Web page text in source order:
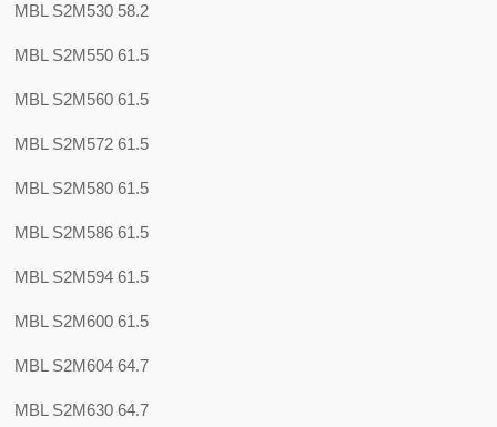
MBL S2M530 58.2
MBL S2M550 61.5
MBL S2M560 61.5
MBL S2M572 61.5
MBL S2M580 61.5
MBL S2M586 61.5
MBL S2M594 61.5
MBL S2M600 61.5
MBL S2M604 64.7
MBL S2M630 64.7